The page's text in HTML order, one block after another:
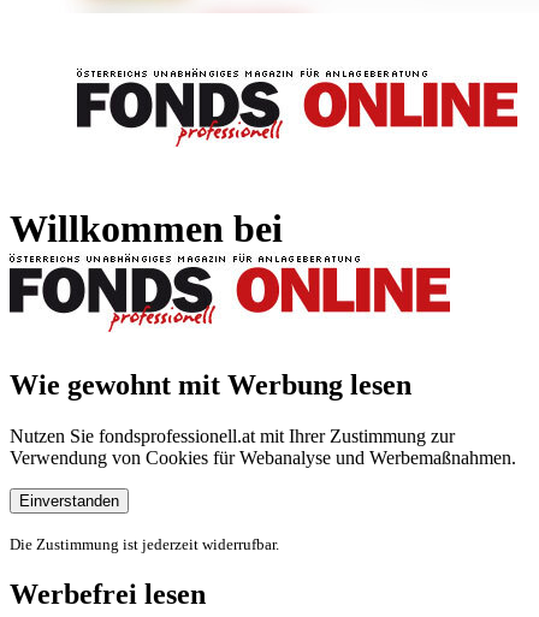
Willkommen bei
Wie gewohnt mit Werbung lesen
Nutzen Sie fondsprofessionell.at mit Ihrer Zustimmung zur
Verwendung von Cookies für Webanalyse und Werbemaßnahmen.
Einverstanden
Die Zustimmung ist jederzeit widerrufbar.
Werbefrei lesen